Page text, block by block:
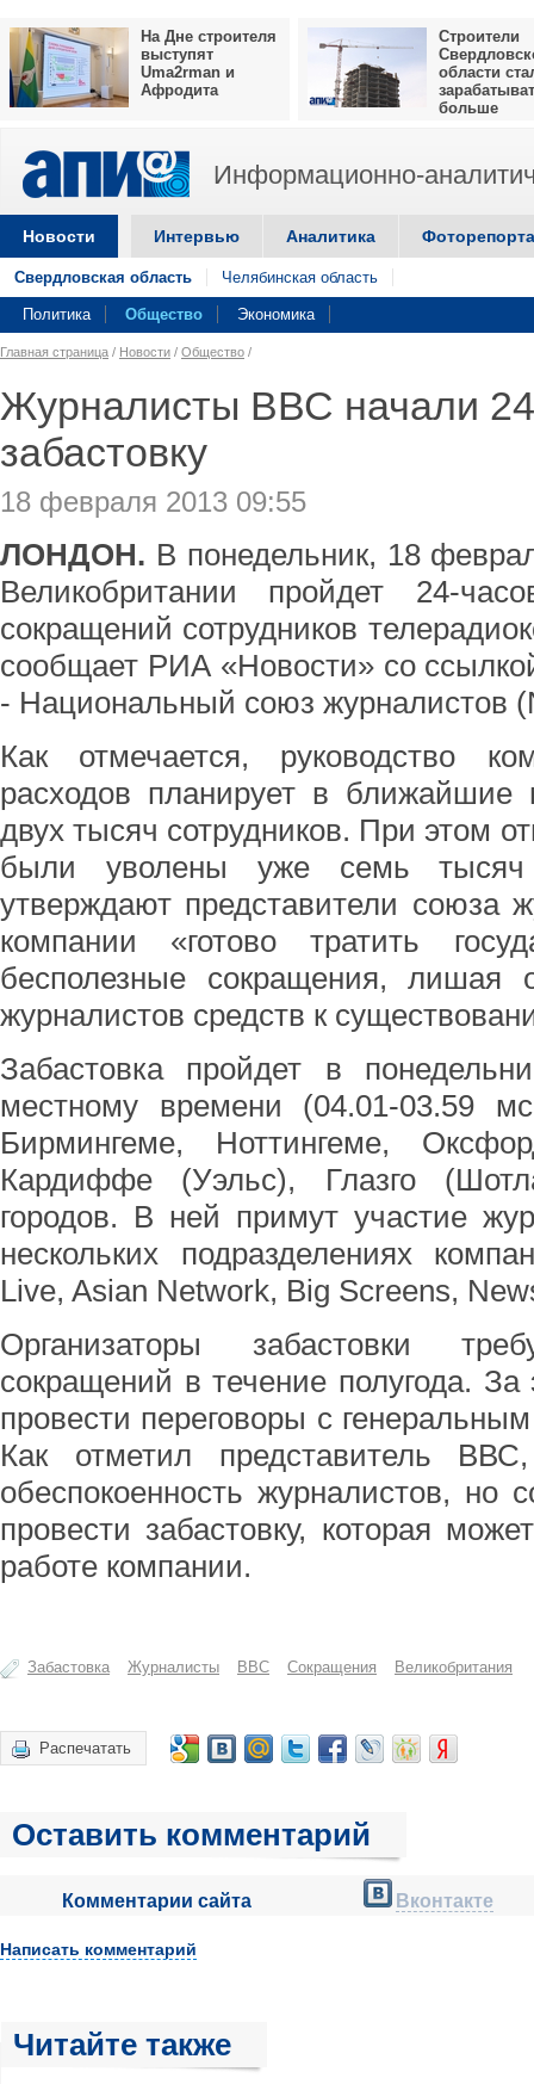
На Дне строителя
выступят
Uma2rman и
Афродита
Строители
области
больше
Информационно-
Новости Интервью Аналитика
Свердловская область Челябинская область
Политика Общество Экономика
Главная страница / Новости / Общество /
Журналисты ВВС начали
забастовку
18 февраля 2013 09:55
ЛОНДОН. В понедельник, 18
Великобритании пройдет 24-
сокращений сотрудников
сообщает РИА «Новости» со
- Национальный союз журналистов
Как отмечается, руководство
расходов планирует в ближайшие
двух тысяч сотрудников. При этом
были уволены уже семь
утверждают представители союза
компании «готово тратить
бесполезные сокращения, лишая
журналистов средств к
Забастовка пройдет в
местному времени (04.01-03.59
Бирмингеме, Ноттингеме,
Кардиффе (Уэльс), Глазго
городов. В ней примут участие
нескольких подразделениях
Live, Asian Network, Big Screens,
Организаторы забастовки
сокращений в течение полугода.
провести переговоры с
Как отметил представитель
обеспокоенность журналистов, но
провести забастовку, которая
работе компании.
Забастовка Журналисты ВВС Сокращения Великобритания
Распечатать
Оставить комментарий
Комментарии сайта Вконтакте
Написать комментарий
Читайте также